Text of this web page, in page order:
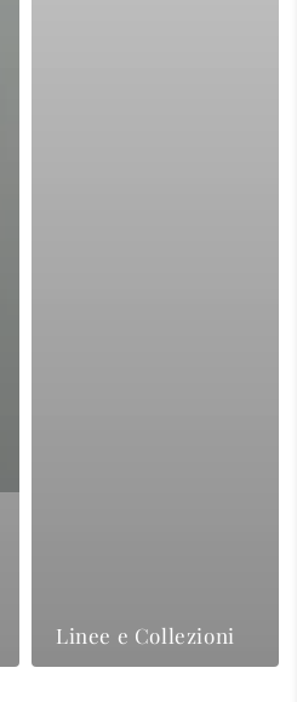
Linee e Collezioni